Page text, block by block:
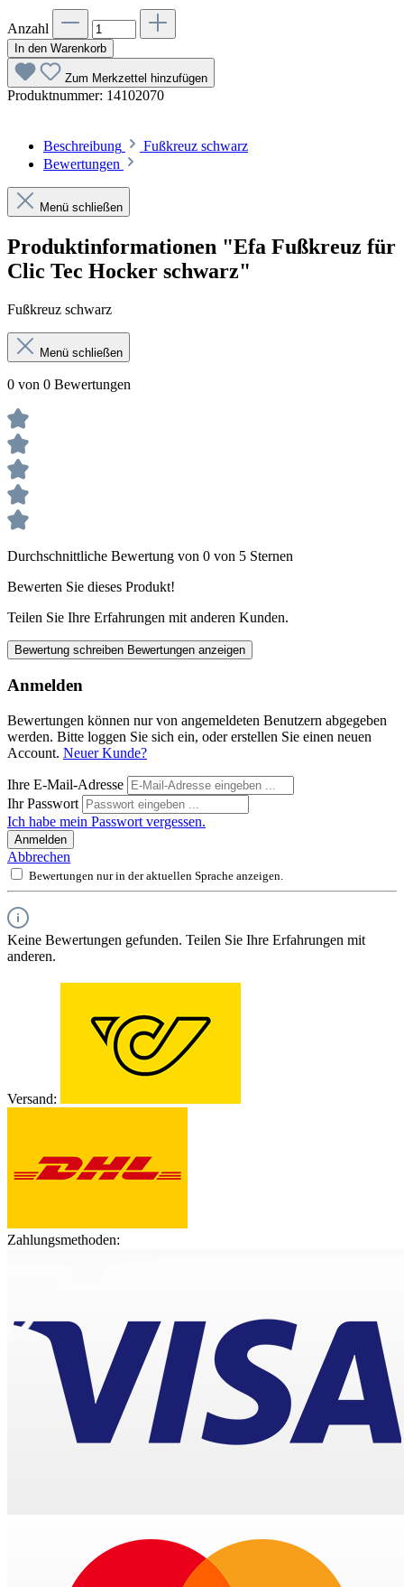
Anzahl
In den Warenkorb
Zum Merkzettel hinzufügen
Produktnummer: 14102070
Beschreibung
Fußkreuz schwarz
Bewertungen
Menü schließen
Produktinformationen "Efa Fußkreuz für
Clic Tec Hocker schwarz"
Fußkreuz schwarz
Menü schließen
0 von 0 Bewertungen
Durchschnittliche Bewertung von 0 von 5 Sternen
Bewerten Sie dieses Produkt!
Teilen Sie Ihre Erfahrungen mit anderen Kunden.
Bewertung schreiben Bewertungen anzeigen
Anmelden
Bewertungen können nur von angemeldeten Benutzern abgegeben
werden. Bitte loggen Sie sich ein, oder erstellen Sie einen neuen
Account. Neuer Kunde?
Ihre E-Mail-Adresse
Ihr Passwort
Ich habe mein Passwort vergessen.
Anmelden
Abbrechen
Bewertungen nur in der aktuellen Sprache anzeigen.
Keine Bewertungen gefunden. Teilen Sie Ihre Erfahrungen mit
anderen.
Versand:
Zahlungsmethoden: